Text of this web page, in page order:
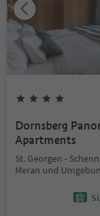
Dornsberg
Apartments
St. Georgen -
Meran und